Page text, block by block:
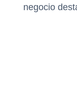
negocio